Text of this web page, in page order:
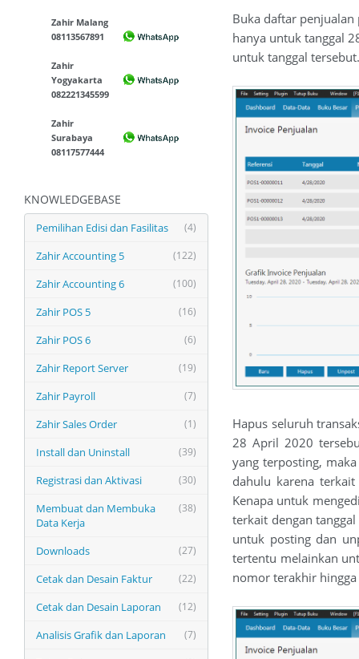
Zahir Malang
08113567891
Zahir
Yogyakarta
082221345599
Zahir
Surabaya
08117577444
KNOWLEDGEBASE
(4)
Pemilihan Edisi dan Fasilitas
(122)
Zahir Accounting 5
(100)
Zahir Accounting 6
(16)
Zahir POS 5
(6)
Zahir POS 6
(19)
Zahir Report Server
(7)
Zahir Payroll
(1)
Zahir Sales Order
(39)
Install dan Uninstall
(30)
Registrasi dan Aktivasi
(38)
Membuat dan Membuka
Data Kerja
(27)
Downloads
(22)
Cetak dan Desain Faktur
(12)
Cetak dan Desain Laporan
(7)
Analisis Grafik dan Laporan
Buka daftar penjualan
hanya untuk tanggal
untuk tanggal tersebut.
Hapus seluruh
28 April 2020
yang terposting,
dahulu karena terkait
Kenapa untuk
terkait dengan
untuk posting dan
tertentu melainkan
nomor terakhir